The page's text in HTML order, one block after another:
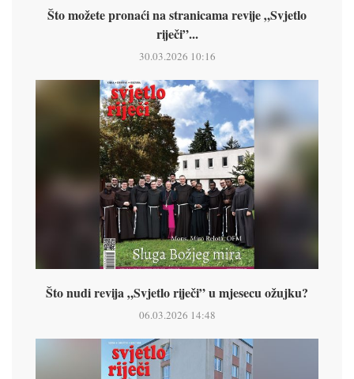
Što možete pronaći na stranicama revije „Svjetlo
riječi”...
30.03.2026 10:16
Što nudi revija „Svjetlo riječi” u mjesecu ožujku?
06.03.2026 14:48